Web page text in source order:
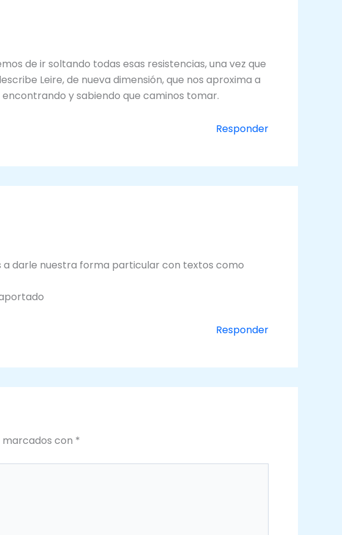
de ir soltando todas esas resistencias, una vez que
Leire, de nueva dimensión, que nos aproxima a
y sabiendo que caminos tomar.
Responder
a darle nuestra forma particular con textos como
Responder
con *